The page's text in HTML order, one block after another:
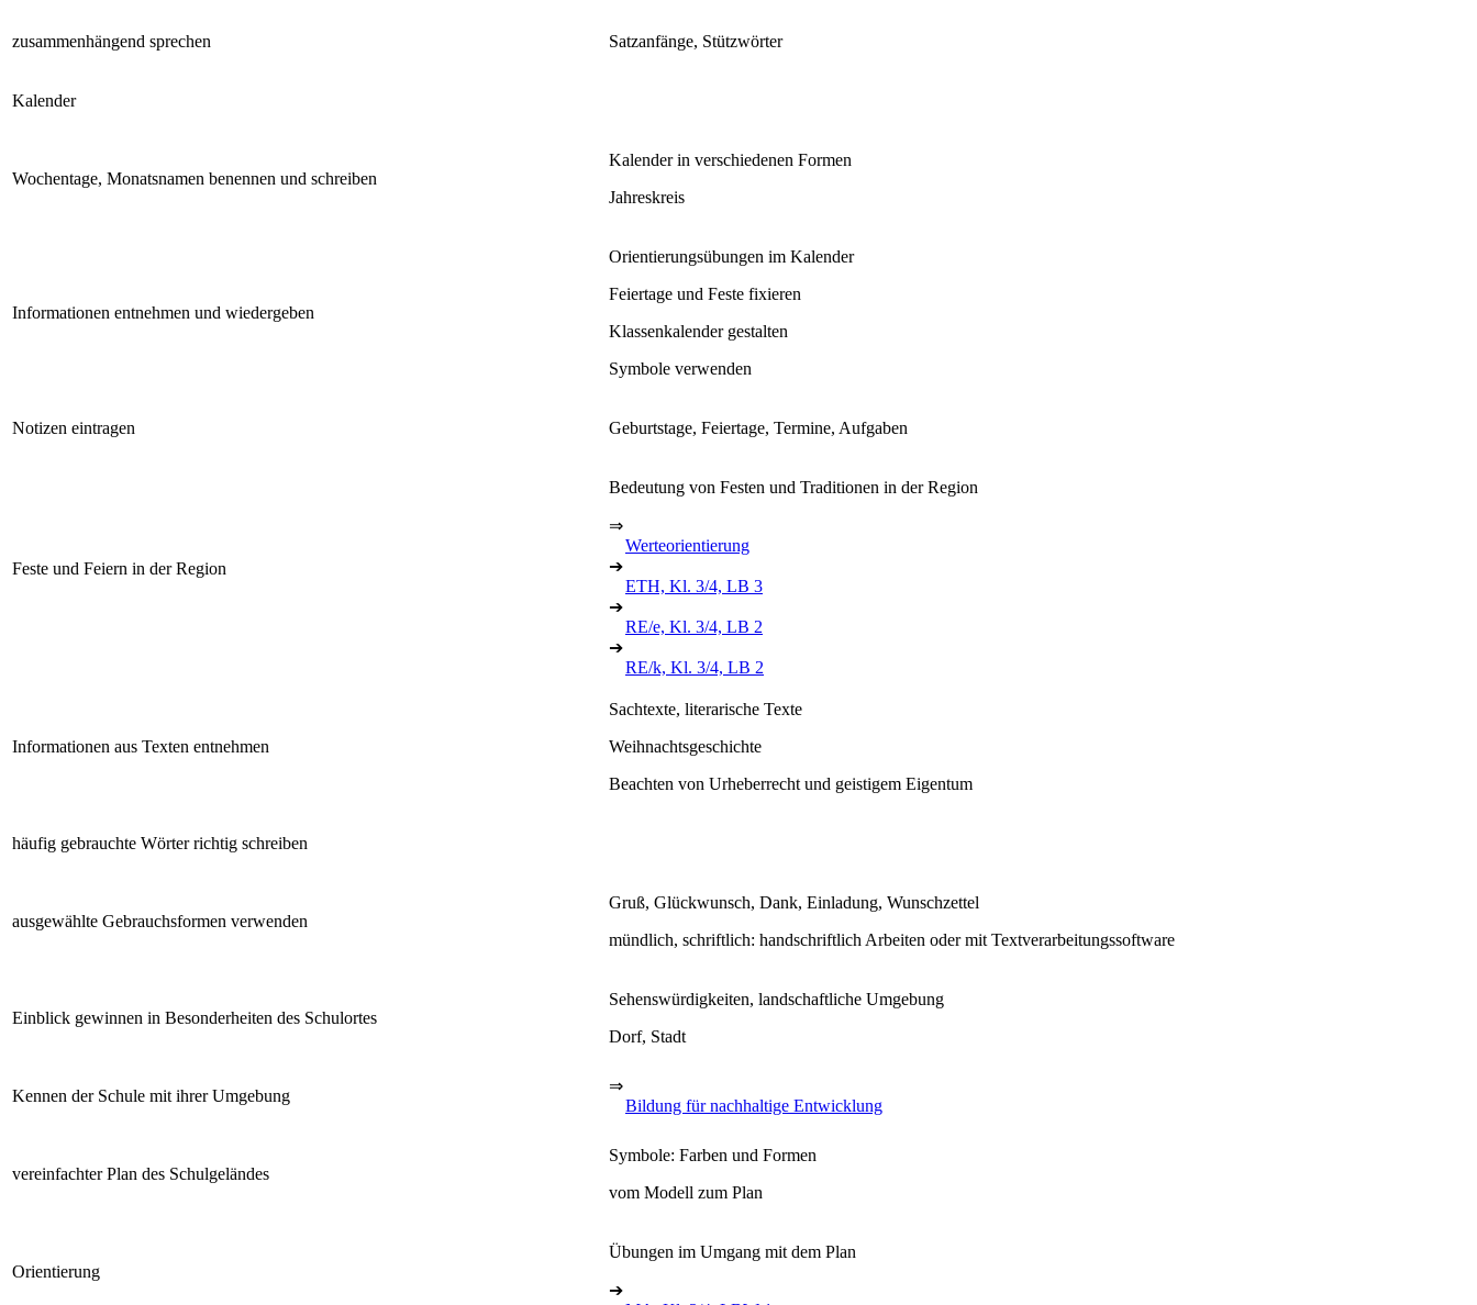
zusammenhängend sprechen Satzanfänge, Stützwörter
Kalender
Wochentage, Monatsnamen benennen und schreiben
Kalender in verschiedenen Formen
Jahreskreis
Informationen entnehmen und wiedergeben
Orientierungsübungen im Kalender
Feiertage und Feste fixieren
Klassenkalender gestalten
Symbole verwenden
Notizen eintragen Geburtstage, Feiertage, Termine, Aufgaben
Feste und Feiern in der Region
Bedeutung von Festen und Traditionen in der Region
⇒
Werteorientierung
➔
ETH, Kl. 3/4, LB 3
➔
RE/e, Kl. 3/4, LB 2
➔
RE/k, Kl. 3/4, LB 2
Informationen aus Texten entnehmen
Sachtexte, literarische Texte
Weihnachtsgeschichte
Beachten von Urheberrecht und geistigem Eigentum
häufig gebrauchte Wörter richtig schreiben
ausgewählte Gebrauchsformen verwenden
Gruß, Glückwunsch, Dank, Einladung, Wunschzettel
mündlich, schriftlich: handschriftlich Arbeiten oder mit Textverarbeitungssoftware
Einblick gewinnen in Besonderheiten des Schulortes
Sehenswürdigkeiten, landschaftliche Umgebung
Dorf, Stadt
Kennen der Schule mit ihrer Umgebung
⇒
Bildung für nachhaltige Entwicklung
vereinfachter Plan des Schulgeländes
Symbole: Farben und Formen
vom Modell zum Plan
Orientierung
Übungen im Umgang mit dem Plan
➔